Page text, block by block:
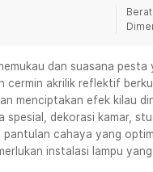
Senin -
Go Bekasi
Senin - Jumat
Go Depok
Senin - Jumat
dan suasana
cermin akrilik reflektif
menciptakan efek kilau
spesial, dekorasi kamar,
cahaya yang
instalasi lampu